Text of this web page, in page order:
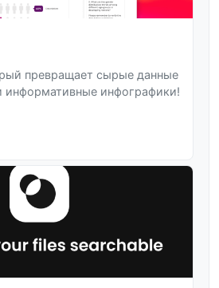
превращает сырые данные
информативные инфографики!